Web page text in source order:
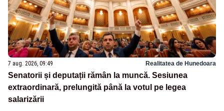
7 aug. 2026, 09:49 Realitatea de Hunedoara
Senatorii și deputații rămân la muncă. Sesiunea
extraordinară, prelungită până la votul pe legea
salarizării